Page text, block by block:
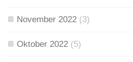
November 2022 (3)
Oktober 2022 (5)